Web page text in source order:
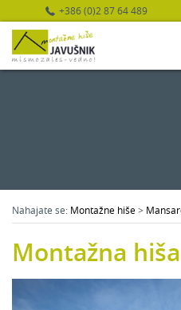
+386 (0)2 87 64 489
Nahajate se: Montažne hiše>
Montažna hiša